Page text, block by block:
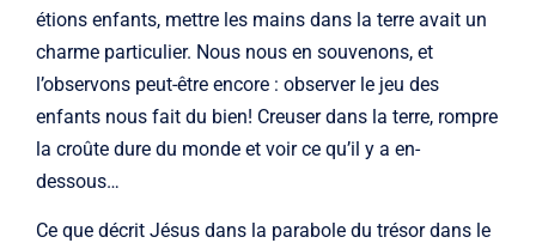
étions enfants, mettre les mains dans la terre avait un
charme particulier. Nous nous en souvenons, et
l’observons peut-être encore : observer le jeu des
enfants nous fait du bien! Creuser dans la terre, rompre
la croûte dure du monde et voir ce qu’il y a en-
dessous…
Ce que décrit Jésus dans la parabole du trésor dans le